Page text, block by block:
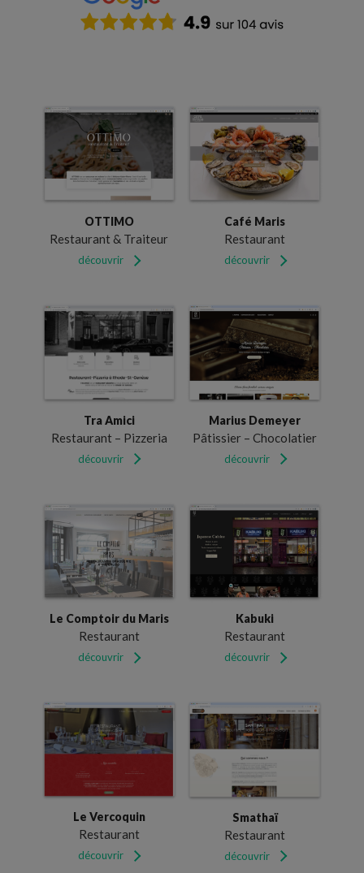
OTTIMO
Restaurant & Traiteur
découvrir
Café Maris
Restaurant
découvrir
Tra Amici
Restaurant – Pizzeria
découvrir
Marius Demeyer
Pâtissier – Chocolatier
découvrir
Le Comptoir du Maris
Restaurant
découvrir
Kabuki
Restaurant
découvrir
Le Vercoquin
Restaurant
découvrir
Smathaï
Restaurant
découvrir